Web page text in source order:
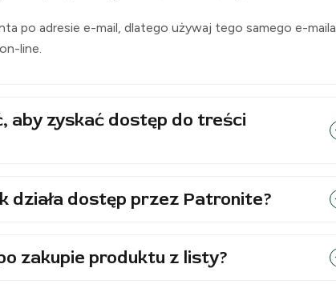
po adresie e-mail, dlatego używaj tego samego e-maila
line.
aby zyskać dostęp do treści
działa dostęp przez Patronite?
zakupie produktu z listy?